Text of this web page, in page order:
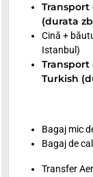
(durata
Cină +
Istanbul)
Turkish
Bagaj mic
Bagaj de
Transfer